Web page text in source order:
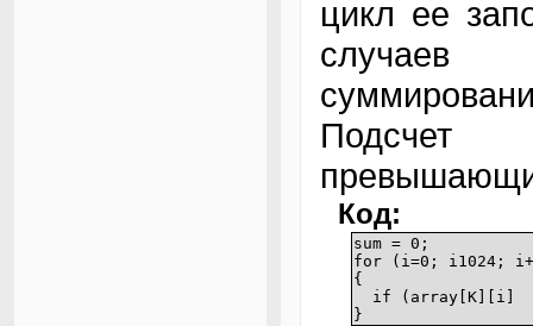
цикл ее
случаев
Подсчет
Код:
sum = 0;
for (i=0; i1024;
{
if (array[K][i]
}